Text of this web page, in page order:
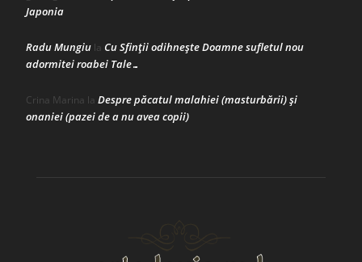
Japonia
Radu Mungiu la Cu Sfinții odihnește Doamne sufletul nou
adormitei roabei Tale…
Crina Marina la Despre păcatul malahiei (masturbării) şi
onaniei (pazei de a nu avea copii)